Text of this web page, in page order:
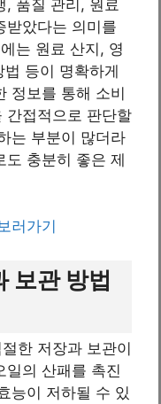
, 품질 관리, 원료
받았다는 의미를
는 원료 산지, 영
등이 명확하게
정보를 통해 소비
간접적으로 판단할
는 부분이 많더라
도 충분히 좋은 제
러가기
보관 방법
한 저장과 보관이
일의 산패를 촉진
능이 저하될 수 있